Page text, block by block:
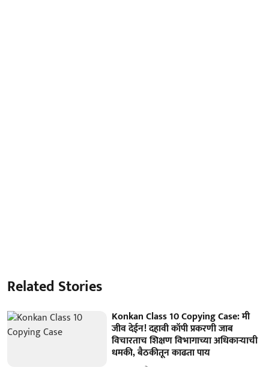
Related Stories
Konkan Class 10 Copying Case: मी
जीव देईन! दहावी कॉपी प्रकरणी जाब
विचारताच शिक्षण विभागाच्या अधिकाऱ्याची
धमकी, बैठकीतून काढता पाय